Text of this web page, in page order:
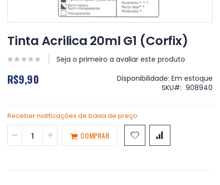
para
o
da
de
Tinta Acrilica 20ml G1 (Corfix)
Seja o primeiro a avaliar este produto
R$9,90 Disponibilidade: Em estoque
SKU
908940
Receber notificações de baixa de preço
COMPRAR